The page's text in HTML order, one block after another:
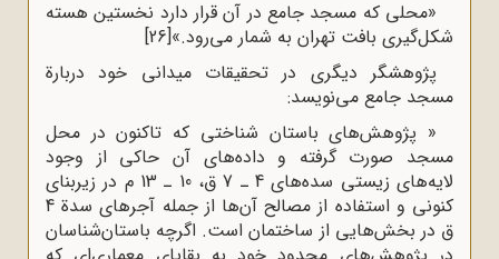
«محلی که مسجد جامع در آن قرار دارد نخستین هسته
شکل‌گیری بافت تهران به شمار می‌رود.»[26]
پژوهشگر دیگری در تحقیقات میدانی خود دربارة
مسجد جامع می‌نویسد:
« پژوهش‌های باستان شناختی که تاکنون در محل
مسجد صورت گرفته و داده‌های آن حاکی از وجود
لایه‌های زیستی سده‌های 4 ـ 7 ق، 10 ـ 13 م در زیربنای
کنونی و استفاده از مصالح آن‌ها از جمله آجرهای سدة 4
ق در بخش‌هایی از ساختمان است. اگرچه باستان‌شناسان